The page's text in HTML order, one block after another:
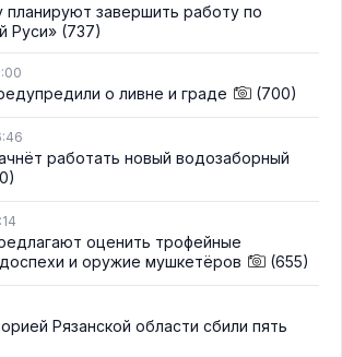
планируют завершить работу по
Руси» (737)
о ливне и граде (700)
работать новый водозаборный
оценить трофейные
и оружие мушкетёров
(655)
Рязанской области сбили пять